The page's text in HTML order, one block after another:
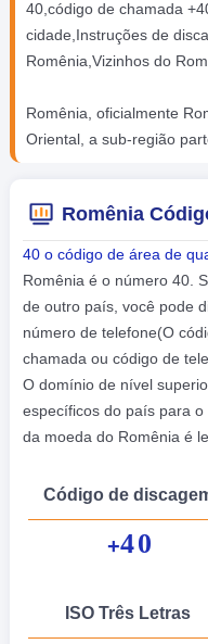
40,código de chamada
cidade,Instruções de
Romênia,Vizinhos do
Romênia, oficialmente
Oriental, a sub-região
Romênia
40 o código de área de
Romênia é o número 40.
de outro país, você pode
número de telefone(O
chamada ou código de
O domínio de nível
específicos do país para
da moeda do Romênia é
Código de
+40
ISO Três Letras